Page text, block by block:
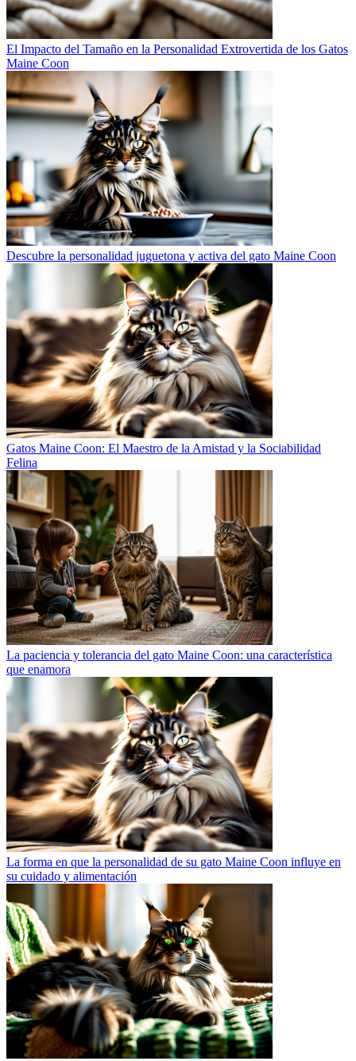
El Impacto del Tamaño en la Personalidad Extrovertida de los Gatos
Maine Coon
Descubre la personalidad juguetona y activa del gato Maine Coon
Gatos Maine Coon: El Maestro de la Amistad y la Sociabilidad
Felina
La paciencia y tolerancia del gato Maine Coon: una característica
que enamora
La forma en que la personalidad de su gato Maine Coon influye en
su cuidado y alimentación